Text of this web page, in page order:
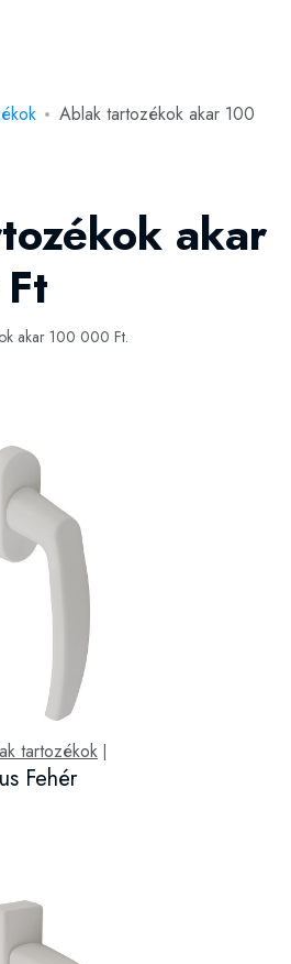
Ablak tartozékok akar 100
akar
akar 100 000 Ft.
tartozékok
Fehér